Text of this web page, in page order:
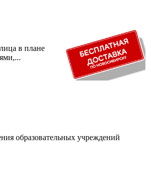
в плане
образовательных учреждений